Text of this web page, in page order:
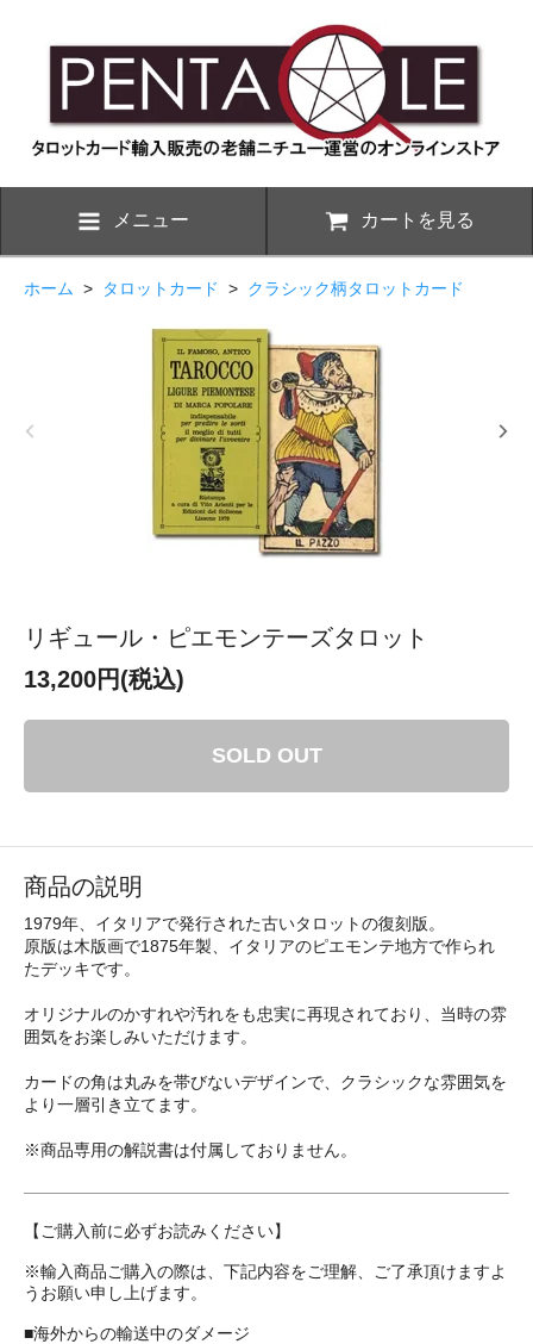
メニュー カートを見る
ホーム > タロットカード > クラシック柄タロットカード
リギュール・ピエモンテーズタロット
13,200円(税込)
SOLD OUT
商品の説明
1979年、イタリアで発行された古いタロットの復刻版。
原版は木版画で1875年製、イタリアのピエモンテ地方で作られ
たデッキです。
オリジナルのかすれや汚れをも忠実に再現されており、当時の雰
囲気をお楽しみいただけます。
カードの角は丸みを帯びないデザインで、クラシックな雰囲気を
より一層引き立てます。
※商品専用の解説書は付属しておりません。
【ご購入前に必ずお読みください】
※輸入商品ご購入の際は、下記内容をご理解、ご了承頂けますよ
うお願い申し上げます。
■海外からの輸送中のダメージ